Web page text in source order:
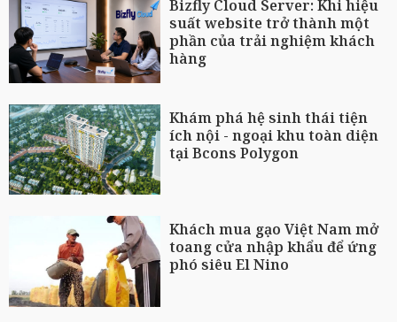
Bizfly Cloud Server: Khi hiệu
suất website trở thành một
phần của trải nghiệm khách
hàng
Khám phá hệ sinh thái tiện
ích nội - ngoại khu toàn diện
tại Bcons Polygon
Khách mua gạo Việt Nam mở
toang cửa nhập khẩu để ứng
phó siêu El Nino